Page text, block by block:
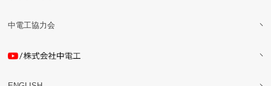
中電工協力会